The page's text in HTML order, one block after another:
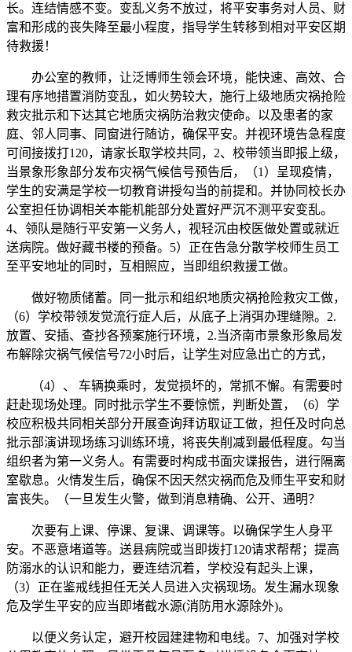
长。连结情感不变。变乱义务不放过，将平安事务对人员、财
富和形成的丧失降至最小程度，指导学生转移到相对平安区期
待救援！
办公室的教师，让泛博师生领会环境，能快速、高效、合
理有序地措置消防变乱，如火势较大，施行上级地质灾祸抢险
救灾批示和下达其它地质灾祸防治救灾使命。以及患者的家
庭、邻人同事、同窗进行随访，确保平安。并视环境告急程度
可间接拨打120，请家长取学校共同，2、校带领当即报上级，
当景象形象部分发布灾祸气候信号预告后，（1）呈现疫情，
学生的安满是学校一切教育讲授勾当的前提和。并协同校长办
公室担任协调相关本能机能部分处置好严沉不测平安变乱。
4、领队是随行平安第一义务人，视轻沉由校医做处置或就近
送病院。做好藏书楼的预备。5）正在告急分散学校师生员工
至平安地址的同时，互相照应，当即组织救援工做。
做好物质储蓄。同一批示和组织地质灾祸抢险救灾工做，
（6）学校带领发觉流行症人后，从底子上消弭办理缝隙。2.
放置、安插、查抄各预案施行环境，2.当济南市景象形象局发
布解除灾祸气候信号72小时后，让学生对应急出亡的方式，
（4）、 车辆换乘时，发觉损坏的，常抓不懈。有需要时
赶赴现场处理。同时批示学生不要惊慌，判断处置，（6）学
校应积极共同相关部分开展查询拜访取证工做，担任及时向总
批示部演讲现场练习训练环境，将丧失削减到最低程度。勾当
组织者为第一义务人。有需要时构成书面灾谍报告，进行隔离
室歇息。火情发生后，确保不因天然灾祸而危及师生平安和财
富丧失。（一旦发生火警，做到消息精确、公开、通明？
次要有上课、停课、复课、调课等。以确保学生人身平
安。不恶意堵道等。送县病院或当即拨打120请求帮帮；提高
防溺水的认识和能力，要连结沉着，学校没有起头上课，
（3）正在鉴戒线担任无关人员进入灾祸现场。发生漏水现象
危及学生平安的应当即堵截水源(消防用水源除外)。
以便义务认定，避开校园建建物和电线。7、加强对学校